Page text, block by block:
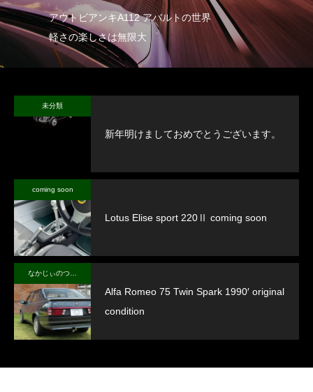
アウトビアンキA112 アバルトの世界
軽さの楽しさは無限大
未分類
新年明けましておめでとうございます。
coming soon
Lotus Elise sport 220Ⅱ coming soon
Alfa Romeo 75 Twin Spark 1990′ original
condition